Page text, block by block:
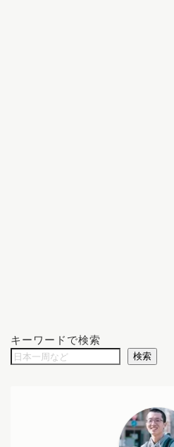
キーワードで検索
検索